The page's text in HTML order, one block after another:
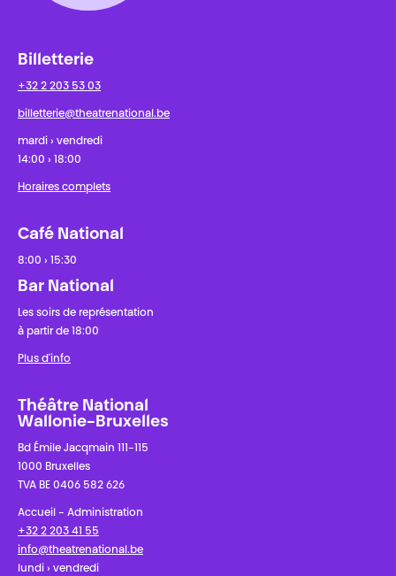
Billetterie
+32 2 203 53 03
billetterie@theatrenational.be
mardi › vendredi
14:00 › 18:00
Horaires complets
Café National
8:00 › 15:30
Bar National
Les soirs de représentation
à partir de 18:00
Plus d'info
Théâtre National
Wallonie-Bruxelles
Bd Émile Jacqmain 111-115
1000 Bruxelles
TVA BE 0406 582 626
Accueil - Administration
+32 2 203 41 55
info@theatrenational.be
lundi › vendredi